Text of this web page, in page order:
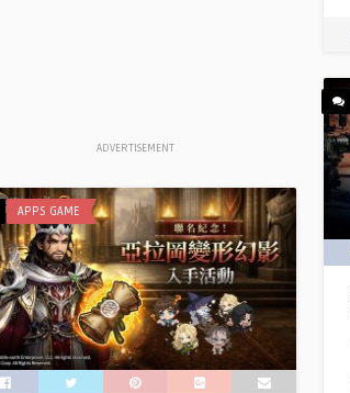
ADVERTISEMENT
APPS GAME